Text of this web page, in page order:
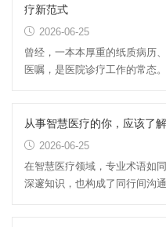
疗新范式
2026-06-25
曾经，一本本厚重的纸质病历
医嘱，是医院诊疗工作的常态
从事智慧医疗的你，应该了
2026-06-25
在智慧医疗领域，专业术语如
深邃知识，也构成了同行间沟